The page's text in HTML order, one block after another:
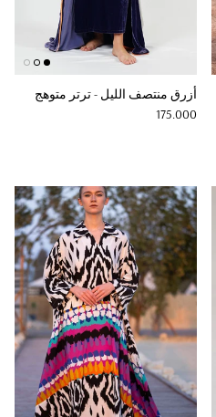
أزرق منتصف الليل - ترتر متوهج
Regular price
175.000